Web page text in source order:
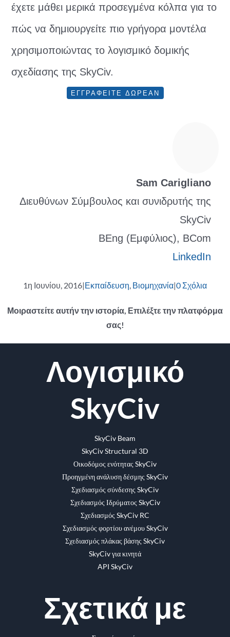
έχετε μάθει μερικά προσεγμένα κόλπα για το
πώς να δημιουργείτε πιο γρήγορα μοντέλα
χρησιμοποιώντας το λογισμικό δομικής
σχεδίασης της SkyCiv.
ΕΓΓΡΑΦΕΙΤΕ ΔΩΡΕΑΝ
Sam Carigliano
Διευθύνων Σύμβουλος και συνιδρυτής της
SkyCiv
BEng (Εμφύλιος), BCom
LinkedIn
1η Ιουνίου, 2016|Εκπαίδευση, Βιομηχανία|0 Σχόλια
Μοιραστείτε αυτήν την ιστορία, Επιλέξτε την πλατφόρμα
σας!
Λογισμικό
SkyCiv
SkyCiv Beam
SkyCiv Structural 3D
Οικοδόμος ενότητας SkyCiv
Προηγμένη ανάλυση δέσμης SkyCiv
Σχεδιασμός σύνδεσης SkyCiv
Σχεδιασμός Ιδρύματος SkyCiv
Σχεδιασμός SkyCiv RC
Σχεδιασμός φορτίου ανέμου SkyCiv
Σχεδιασμός πλάκας βάσης SkyCiv
SkyCiv για κινητά
API SkyCiv
Σχετικά με